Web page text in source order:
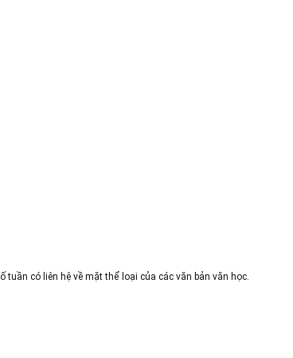
có liên hệ về mặt thể loại của các văn bản văn học.